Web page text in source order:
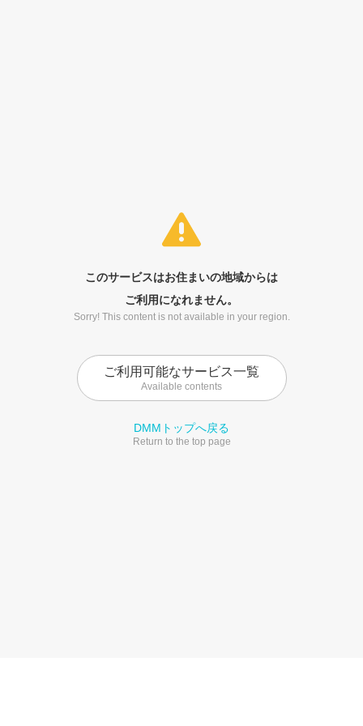
このサービスはお住まいの地域からは
ご利用になれません。
Sorry! This content is not available in your region.
ご利用可能なサービス一覧
Available contents
DMMトップへ戻る
Return to the top page